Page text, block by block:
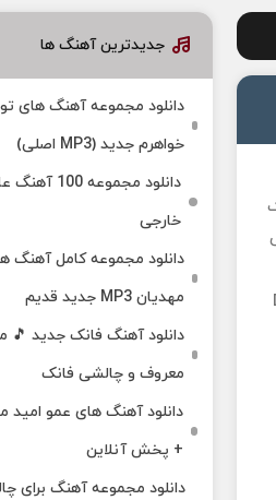
جدیدترین آهنگ ها
دانلود مجموعه آهنگ های
خواهرم جدید (MP3 اصلی)
دانلود مجموعه
خارجی
دانلود مجموعه کامل آهنگ
مهدیان MP3 جدید قدیم
دانلود آهنگ فانک جدید 🎵
معروف و چالشی فانک
دانلود آهنگ های عمو امید
+ پخش آنلاین
دانلود مجموعه آهنگ برای